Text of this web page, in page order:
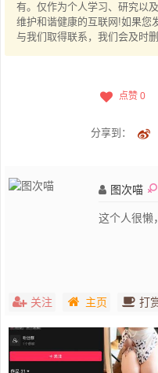
有。仅作为个人学习、研究以
维护和谐健康的互联网!如果您
与我们取得联系，我们会及时删
点赞 0
分享到：
图次喵
这个人很懒
关注 主页 打